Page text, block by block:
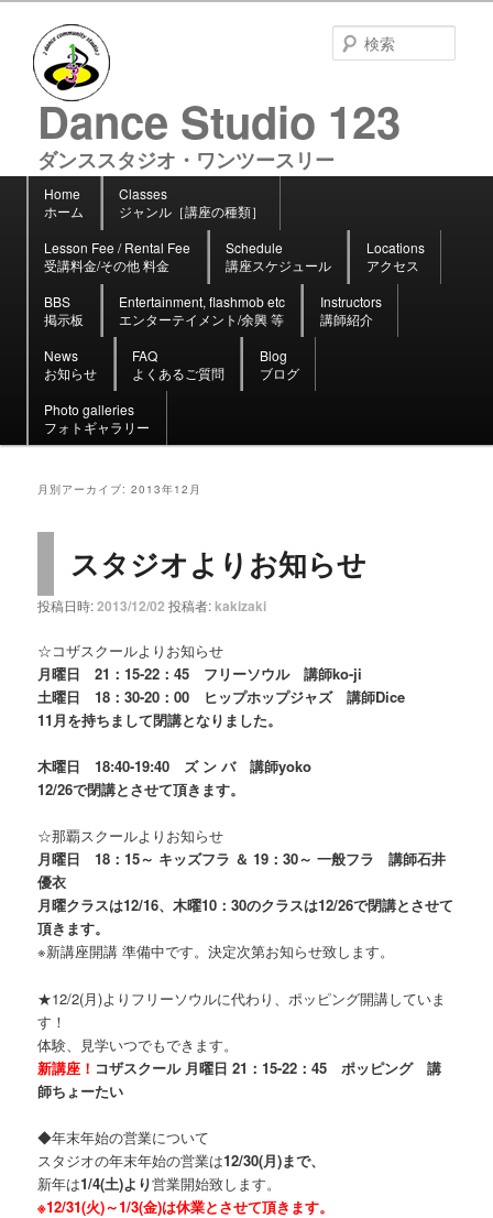
Dance Studio 123
ダンススタジオ・ワンツースリー
索
メ
イ
コ
ン
テ
ン
ツ
へ
移
サ
ブ
ン
テ
ン
ツ
へ
移
動
Home
ホーム
Classes
ジャンル［講座の種類］
Lesson Fee / Rental Fee
受講料金/その他 料金
Schedule
講座スケジュール
Locations
アクセス
BBS
掲示板
Entertainment, flashmob etc
エンターテイメント/余興 等
Instructors
講師紹介
News
お知らせ
FAQ
よくあるご質問
Blog
ブログ
Photo galleries
フォトギャラリー
月別アーカイブ:2013年12月
スタジオよりお知らせ
投稿日時:2013/12/02 投稿者:kakizaki
☆コザスクールよりお知らせ
月曜日 21：15-22：45 フリーソウル 講師ko-ji
土曜日 18：30-20：00 ヒップホップジャズ 講師Dice
11月を持ちまして閉講となりました。
木曜日 18:40-19:40 ズ ン バ 講師yoko
12/26で閉講とさせて頂きます。
☆那覇スクールよりお知らせ
月曜日 18：15～ キッズフラ ＆ 19：30～ 一般フラ 講師石井
優衣
月曜クラスは12/16、木曜10：30のクラスは12/26で閉講とさせて
頂きます。
※新講座開講 準備中です。決定次第お知らせ致します。
★12/2(月)よりフリーソウルに代わり、ポッピング開講していま
す！
体験、見学いつでもできます。
新講座！ コザスクール 月曜日 21：15-22：45 ポッピング 講
師ちょーたい
◆年末年始の営業について
スタジオの年末年始の営業は12/30(月)まで、
新年は1/4(土)より営業開始致します。
※12/31(火)～1/3(金)は休業とさせて頂きます。